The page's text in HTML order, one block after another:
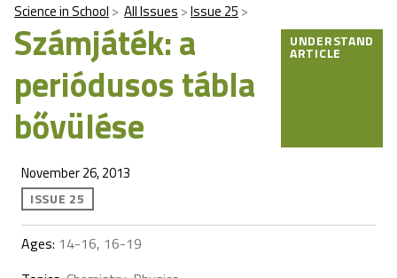
Science in School All Issues Issue 25
Számjáték: a
periódusos tábla
bővülése
UNDERSTAND
ARTICLE
November 26, 2013
ISSUE 25
Ages: 14-16, 16-19